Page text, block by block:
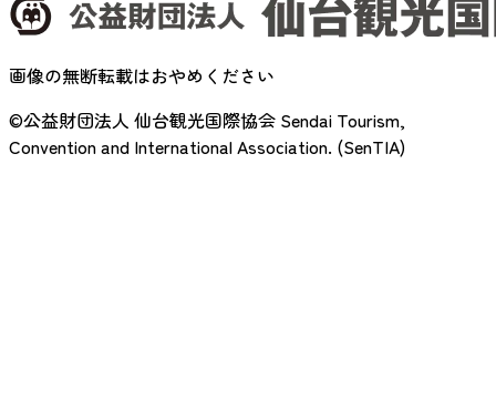
画像の無断転載はおやめください
©公益財団法人 仙台観光国際協会 Sendai Tourism,
Convention and International Association. (SenTIA)